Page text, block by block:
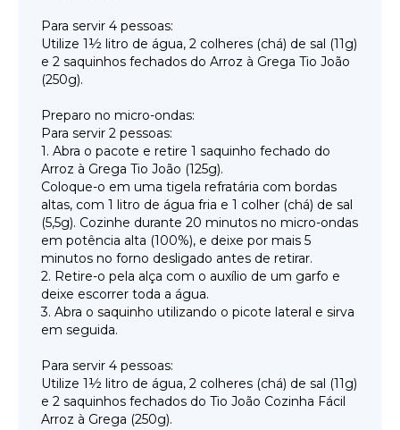
Para servir 4 pessoas:
Utilize 1½ litro de água, 2 colheres (chá) de sal (11g)
e 2 saquinhos fechados do Arroz à Grega Tio João
(250g).
Preparo no micro-ondas:
Para servir 2 pessoas:
1. Abra o pacote e retire 1 saquinho fechado do
Arroz à Grega Tio João (125g).
Coloque-o em uma tigela refratária com bordas
altas, com 1 litro de água fria e 1 colher (chá) de sal
(5,5g). Cozinhe durante 20 minutos no micro-ondas
em potência alta (100%), e deixe por mais 5
minutos no forno desligado antes de retirar.
2. Retire-o pela alça com o auxílio de um garfo e
deixe escorrer toda a água.
3. Abra o saquinho utilizando o picote lateral e sirva
em seguida.
Para servir 4 pessoas:
Utilize 1½ litro de água, 2 colheres (chá) de sal (11g)
e 2 saquinhos fechados do Tio João Cozinha Fácil
Arroz à Grega (250g).